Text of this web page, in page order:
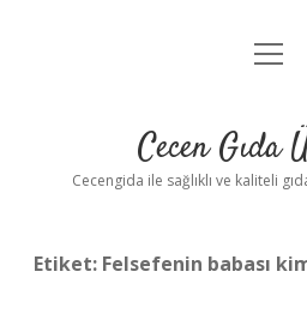
Anasayfa
Yasal
Cecen Gıda
Cecengida ile sağlıklı ve kaliteli
Etiket: Felsefenin babası